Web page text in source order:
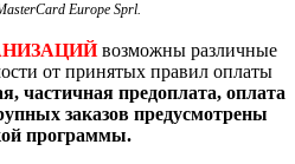
Europe Sprl.
возможны различные
от принятых правил оплаты
частичная предоплата, оплата
заказов предусмотрены
программы.